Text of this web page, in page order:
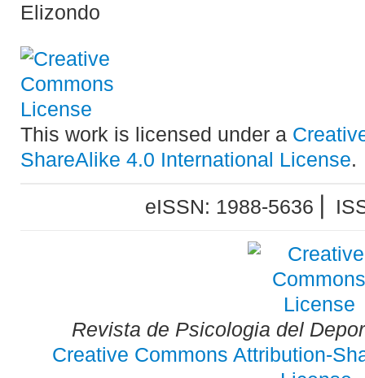
Elizondo
This work is licensed under a
ShareAlike 4.0 International License.
eISSN: 1988-5636 ⎜
Revista de Psicologia del
Creative Commons Attribution-